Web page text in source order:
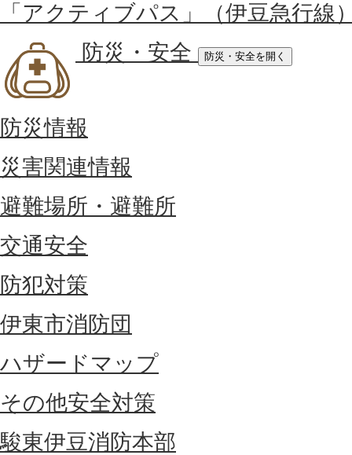
「アクティブパス」（伊豆急行線
防災・安全
防災・安全を開く
防災情報
災害関連情報
避難場所・避難所
交通安全
防犯対策
伊東市消防団
ハザードマップ
その他安全対策
駿東伊豆消防本部